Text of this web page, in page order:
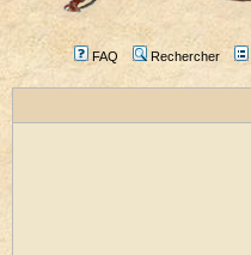
FAQ Rechercher